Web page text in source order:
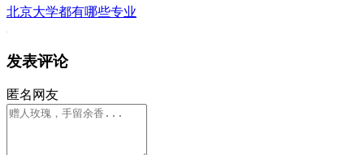
北京大学都有哪些专业
发表评论
匿名网友